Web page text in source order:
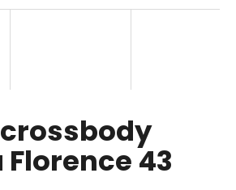
43